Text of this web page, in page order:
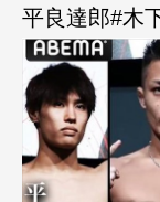
平良達郎#木